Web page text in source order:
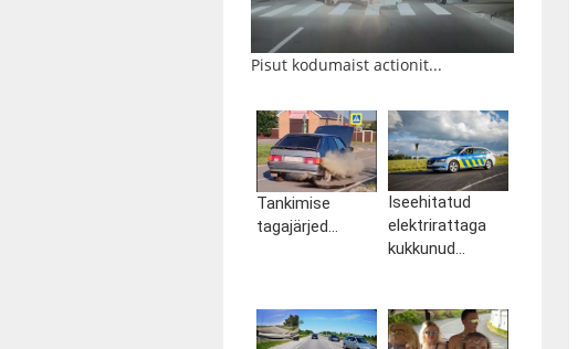
Pisut kodumaist actionit...
Tankimise
tagajärjed...
Iseehitatud
elektrirattaga
kukkunud...